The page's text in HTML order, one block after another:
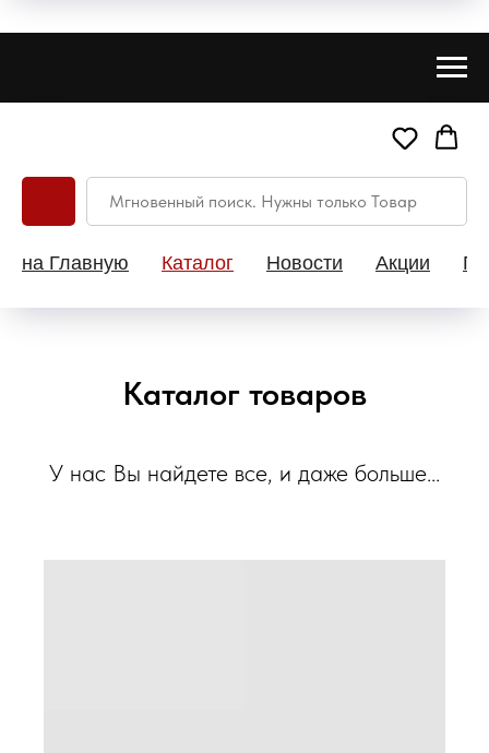
на Главную Каталог Новости Акции
Каталог товаров
У нас Вы найдете все, и даже больше...